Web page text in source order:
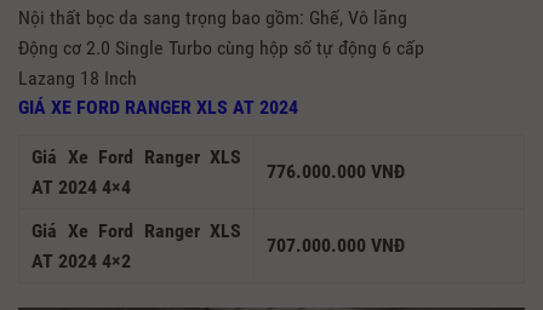
Nội thất bọc da sang trọng bao gồm: Ghế, Vô lăng
Động cơ 2.0 Single Turbo cùng hộp số tự động 6 cấp
Lazang 18 Inch
GIÁ XE FORD RANGER XLS AT 2024
Giá Xe Ford Ranger XLS
AT 2024 4×4
776.000.000 VNĐ
Giá Xe Ford Ranger XLS
AT 2024 4×2
707.000.000 VNĐ